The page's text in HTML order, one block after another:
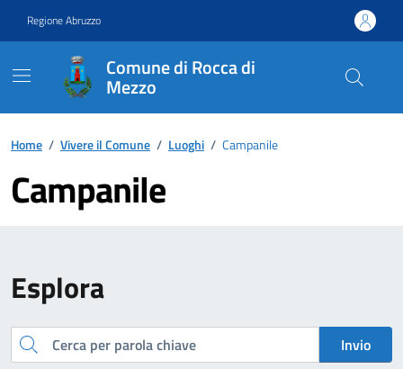
Regione Abruzzo
Comune di Rocca di
Mezzo
Contenuti in evidenza
Home / Vivere il Comune / Luoghi / Campanile
Campanile
Esplora
Cerca
Invio